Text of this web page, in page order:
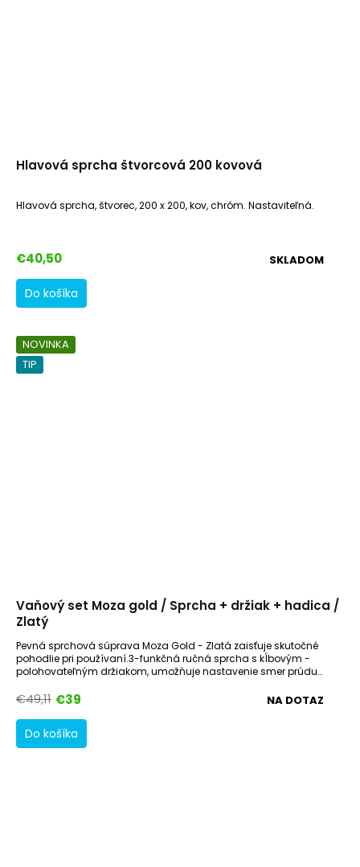
Hlavová sprcha štvorcová 200 kovová
SKLADOM
€40,50
Do košíka
Hlavová sprcha, štvorec, 200 x 200, kov, chróm. Nastaviteľná.
NOVINKA
TIP
Vaňový set Moza gold / Sprcha + držiak + hadica /
Zlatý
NA DOTAZ
€49,11 €39
Do košíka
Pevná sprchová súprava Moza Gold - Zlatá zaisťuje skutočné
pohodlie pri používaní.3-funkčná ručná sprcha s kĺbovým -
polohovateľným držiakom, umožňuje nastavenie smer prúdu